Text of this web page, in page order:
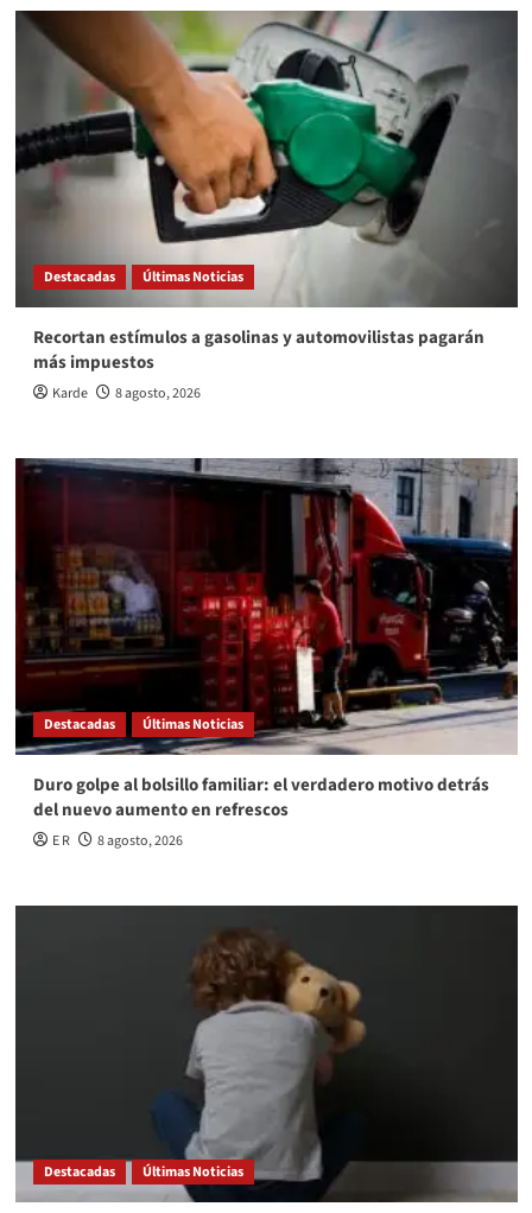
Destacadas Últimas Noticias
Recortan estímulos a gasolinas y automovilistas pagarán
más impuestos
Karde 8 agosto, 2026
Destacadas Últimas Noticias
Duro golpe al bolsillo familiar: el verdadero motivo detrás
del nuevo aumento en refrescos
E R 8 agosto, 2026
Destacadas Últimas Noticias